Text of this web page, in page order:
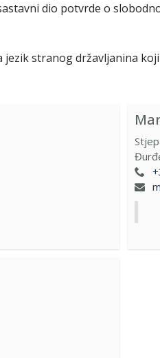
dio potvrde o
stranog državljanina